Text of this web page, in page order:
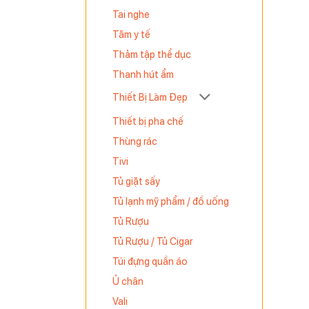
Tai nghe
Tăm y tế
Thảm tập thể dục
Thanh hút ẩm
Thiết Bị Làm Đẹp
Thiết bị pha chế
Thùng rác
Tivi
Tủ giặt sấy
Tủ lạnh mỹ phẩm / đồ uống
Tủ Rượu
Tủ Rượu / Tủ Cigar
Túi đựng quần áo
Ủ chân
Vali